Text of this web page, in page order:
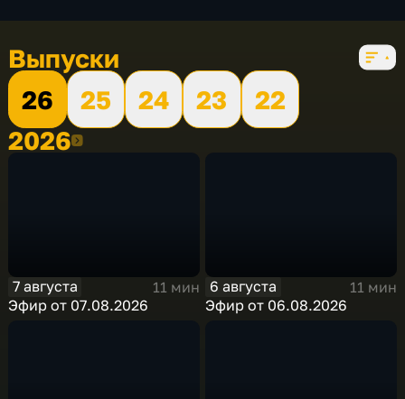
Выпуски
26
25 24 23
22
20262026
7 августа
11 мин
Эфир от 07.08.2026
6 августа
11 мин
Эфир от 06.08.2026